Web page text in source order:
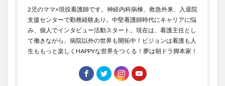
2児のママ×現役看護師です。神経内科病棟、救急外来、入退院
支援センターで勤務経験あり。中堅看護師時代にキャリアに悩
み、個人でインタビュー活動スタート。現在は、看護主任とし
て働きながら、病院以外の世界も開拓中！ビジョンは看護も人
生ももっと楽しくHAPPYな世界をつくる！夢は朝ドラ脚本家！